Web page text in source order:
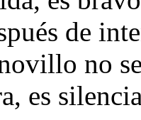
de
no
es